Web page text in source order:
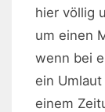
hier völlig
um einen
wenn bei
ein
einem